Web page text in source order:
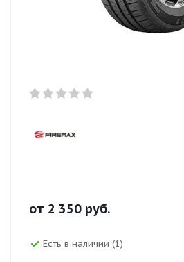
от 2 350 руб.
Есть в наличии (1)